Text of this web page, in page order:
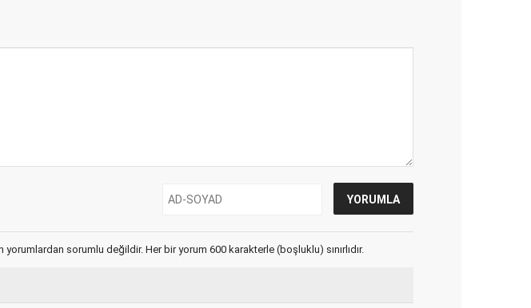
sorumlu değildir. Her bir yorum 600 karakterle (boşluklu) sınırlıdır.